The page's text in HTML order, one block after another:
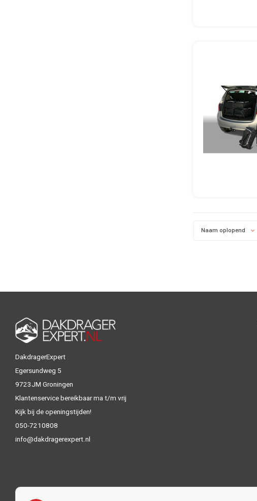
Naam oplopend
DakdragerExpert
Egersundweg 5
9723JM Groningen
Klantenservice bereikbaar ma t/m vrij
Kijk bij de openingstijden!
050-7210808
info@dakdragerexpert.nl